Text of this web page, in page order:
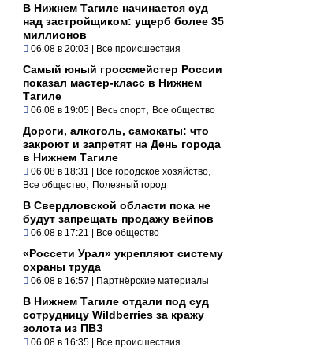
В Нижнем Тагиле начинается суд
над застройщиком: ущерб более 35
миллионов
06.08 в 20:03 | Все происшествия
Самый юный гроссмейстер России
показал мастер-класс в Нижнем
Тагиле
06.08 в 19:05 | Весь спорт Все общество
Дороги, алкоголь, самокаты: что
закроют и запретят на День города
в Нижнем Тагиле
06.08 в 18:31 | Всё городское хозяйство
Все общество Полезный город
В Свердловской области пока не
будут запрещать продажу вейпов
06.08 в 17:21 | Все общество
«Россети Урал» укрепляют систему
охраны труда
06.08 в 16:57 | Партнёрские материалы
В Нижнем Тагиле отдали под суд
сотрудницу Wildberries за кражу
золота из ПВЗ
06.08 в 16:35 | Все происшествия